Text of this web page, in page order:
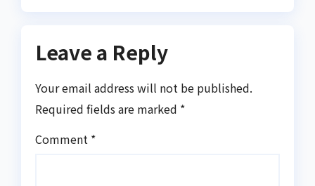
Leave a Reply
Your email address will not be published.
Required fields are marked *
Comment *